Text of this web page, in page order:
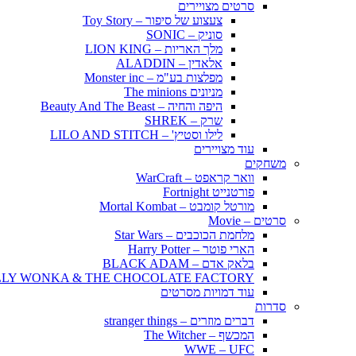
סרטים מצויירים
צעצוע של סיפור – Toy Story
סוניק – SONIC
מלך האריות – LION KING
אלאדין – ALADDIN
מפלצות בע"מ – Monster inc
מניונים The minions
היפה והחיה – Beauty And The Beast
שרק – SHREK
לילו וסטיץ' – LILO AND STITCH
עוד מצויירים
משחקים
וואר קראפט – WarCraft
פורטנייט Fortnight
מורטל קומבט – Mortal Kombat
סרטים – Movie
מלחמת הכוכבים – Star Wars
הארי פוטר – Harry Potter
בלאק אדם – BLACK ADAM
WONKA & THE CHOCOLATE FACTORY
עוד דמויות מסרטים
סדרות
דברים מוזרים – stranger things
המכשף – The Witcher
WWE – UFC